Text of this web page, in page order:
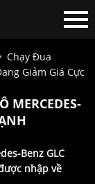
Chạy Đua
Giảm Giá Cực
MERCEDES-
Benz GLC
nhập về